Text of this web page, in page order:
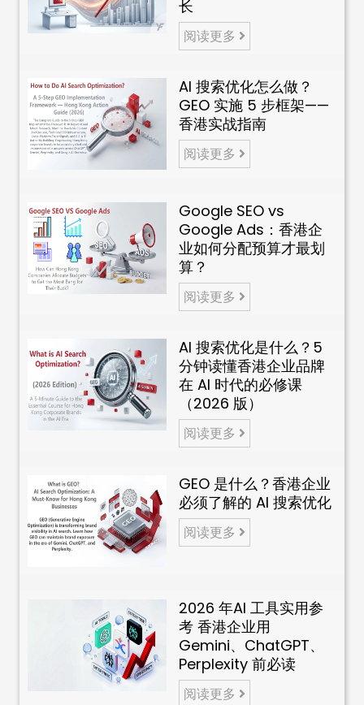
长
阅读更多
AI 搜索优化怎么做？
GEO 实施 5 步框架——
香港实战指南
阅读更多
Google SEO vs
Google Ads：香港企
业如何分配预算才最划
算？
阅读更多
AI 搜索优化是什么？5
分钟读懂香港企业品牌
在 AI 时代的必修课
（2026 版）
阅读更多
GEO 是什么？香港企业
必须了解的 AI 搜索优化
阅读更多
2026 年AI 工具实用参
考 香港企业用
Gemini、ChatGPT、
Perplexity 前必读
阅读更多